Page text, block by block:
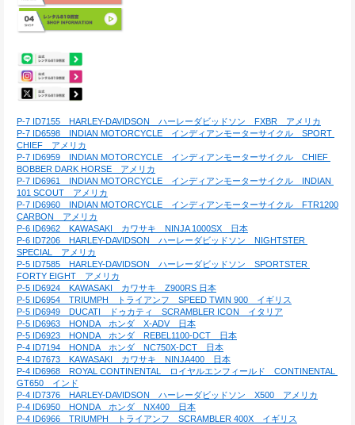
P-7 ID7155　HARLEY-DAVIDSON　ハーレーダビッドソン　FXBR　アメリカ
P-7 ID6598　INDIAN MOTORCYCLE　インディアンモーターサイクル　SPORT
CHIEF　アメリカ
P-7 ID6959　INDIAN MOTORCYCLE　インディアンモーターサイクル　CHIEF
BOBBER DARK HORSE　アメリカ
P-7 ID6961　INDIAN MOTORCYCLE　インディアンモーターサイクル　INDIAN
101 SCOUT　アメリカ
P-7 ID6960　INDIAN MOTORCYCLE　インディアンモーターサイクル　FTR1200
CARBON　アメリカ
P-6 ID6962　KAWASAKI　カワサキ　NINJA 1000SX　日本
P-6 ID7206　HARLEY-DAVIDSON　ハーレーダビッドソン　NIGHTSTER
SPECIAL　アメリカ
P-5 ID7585　HARLEY-DAVIDSON　ハーレーダビッドソン　SPORTSTER
FORTY EIGHT　アメリカ
P-5 ID6924　KAWASAKI　カワサキ　Z900RS 日本
P-5 ID6954　TRIUMPH　トライアンフ　SPEED TWIN 900　イギリス
P-5 ID6949　DUCATI　ドゥカティ　SCRAMBLER ICON　イタリア
P-5 ID6963　HONDA　ホンダ　X-ADV　日本
P-5 ID6923　HONDA　ホンダ　REBEL1100-DCT　日本
P-4 ID7194　HONDA　ホンダ　NC750X-DCT　日本
P-4 ID7673　KAWASAKI　カワサキ　NINJA400　日本
P-4 ID6968　ROYAL CONTINENTAL　ロイヤルエンフィールド　CONTINENTAL
GT650　インド
P-4 ID7376　HARLEY-DAVIDSON　ハーレーダビッドソン　X500　アメリカ
P-4 ID6950　HONDA　ホンダ　NX400　日本
P-4 ID6966　TRIUMPH　トライアンフ　SCRAMBLER 400X　イギリス